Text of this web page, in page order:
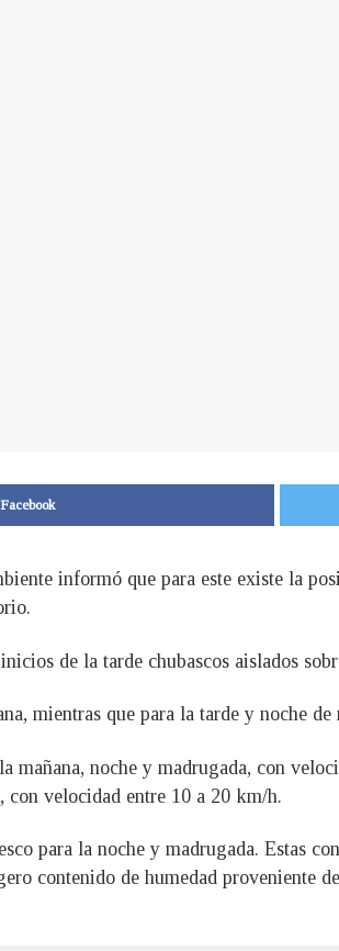
informó que para este existe la
de la tarde chubascos aislados
mientras que para la tarde y noche
mañana, noche y madrugada, con
con velocidad entre 10 a 20 km/h.
para la noche y madrugada. Estas
contenido de humedad proveniente